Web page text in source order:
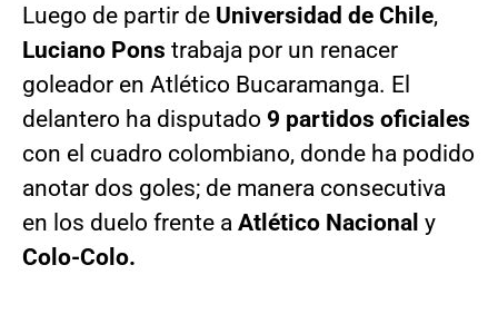
Luego de partir de Universidad de Chile,
Luciano Pons trabaja por un renacer
goleador en Atlético Bucaramanga. El
delantero ha disputado 9 partidos oficiales
con el cuadro colombiano, donde ha podido
anotar dos goles; de manera consecutiva
en los duelo frente a Atlético Nacional y
Colo-Colo.